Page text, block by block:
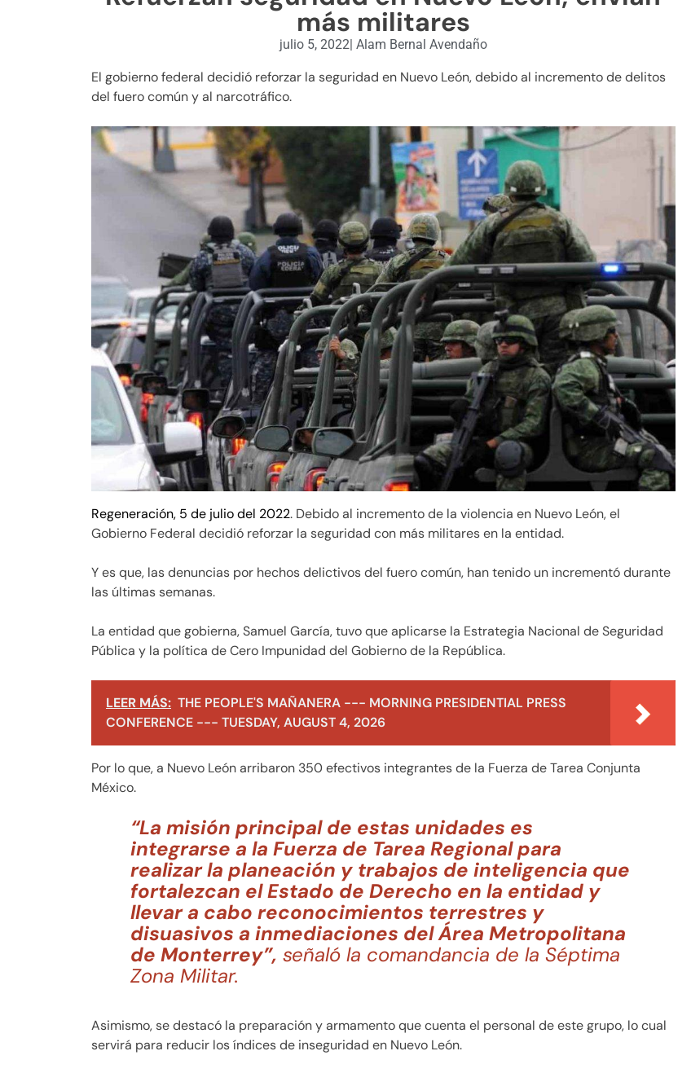
más militares
julio 5, 2022| Alam Bernal Avendaño
El gobierno federal decidió reforzar la seguridad en Nuevo León, debido al incremento de delitos
del fuero común y al narcotráfico.
Regeneración, 5 de julio del 2022. Debido al incremento de la violencia en Nuevo León, el
Gobierno Federal decidió reforzar la seguridad con más militares en la entidad.
Y es que, las denuncias por hechos delictivos del fuero común, han tenido un incrementó durante
las últimas semanas.
La entidad que gobierna, Samuel García, tuvo que aplicarse la Estrategia Nacional de Seguridad
Pública y la política de Cero Impunidad del Gobierno de la República.
LEER MÁS: THE PEOPLE'S MAÑANERA --- MORNING PRESIDENTIAL PRESS
CONFERENCE --- TUESDAY, AUGUST 4, 2026
Por lo que, a Nuevo León arribaron 350 efectivos integrantes de la Fuerza de Tarea Conjunta
México.
“La misión principal de estas unidades es
integrarse a la Fuerza de Tarea Regional para
realizar la planeación y trabajos de inteligencia que
fortalezcan el Estado de Derecho en la entidad y
llevar a cabo reconocimientos terrestres y
disuasivos a inmediaciones del Área Metropolitana
de Monterrey”, señaló la comandancia de la Séptima
Zona Militar.
Asimismo, se destacó la preparación y armamento que cuenta el personal de este grupo, lo cual
servirá para reducir los índices de inseguridad en Nuevo León.